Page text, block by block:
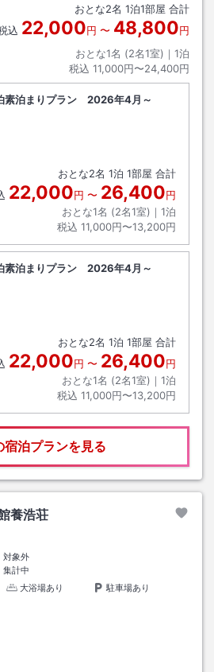
おとな2名 1泊1部屋 合計
込 22,000円 〜 48,800円
おとな1名 (2名1室)｜ 1泊
税込 11,000円〜24,400円
素泊まりプラン 2026年4月～
ト
おとな2名 1泊 1部屋 合計
22,000円 〜 26,400円
おとな1名 (2名1室)｜ 1泊
税込 11,000円〜13,200円
素泊まりプラン 2026年4月～
ト
おとな2名 1泊 1部屋 合計
22,000円 〜 26,400円
おとな1名 (2名1室)｜ 1泊
税込 11,000円〜13,200円
宿泊プランを見る
養浩荘
対象外
集計中
大浴場あり
駐車場あり